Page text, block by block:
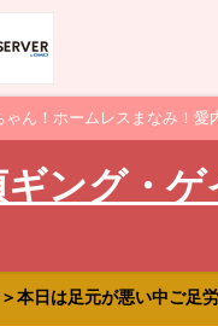
ん！ホームレスまなみ！愛
ング・ゲ
日は足元が悪い中ご足